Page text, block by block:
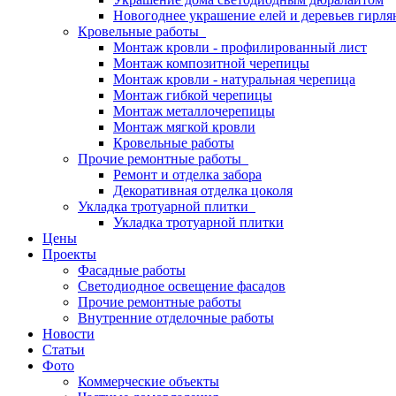
Новогоднее украшение елей и деревьев
Кровельные работы
Монтаж кровли - профилированный лист
Монтаж композитной черепицы
Монтаж кровли - натуральная черепица
Монтаж гибкой черепицы
Монтаж металлочерепицы
Монтаж мягкой кровли
Кровельные работы
Прочие ремонтные работы
Ремонт и отделка забора
Декоративная отделка цоколя
Укладка тротуарной плитки
Укладка тротуарной плитки
Цены
Проекты
Фасадные работы
Светодиодное освещение фасадов
Прочие ремонтные работы
Внутренние отделочные работы
Новости
Статьи
Фото
Коммерческие объекты